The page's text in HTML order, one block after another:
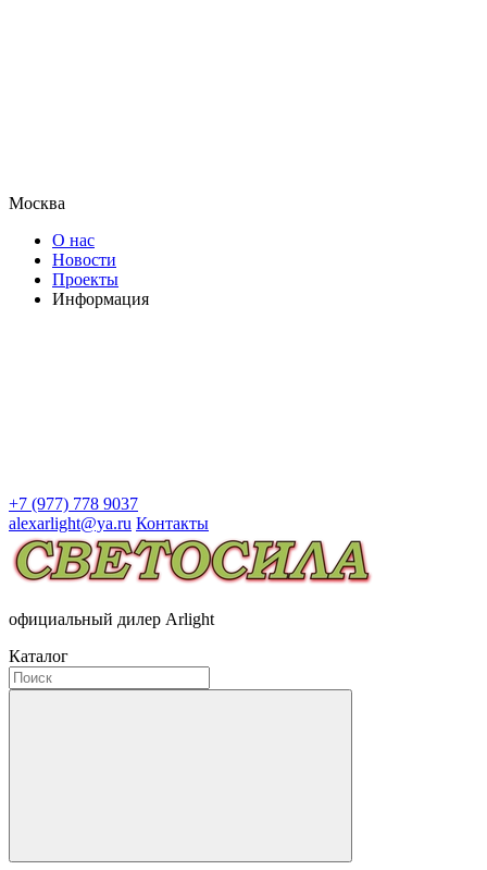
Москва
О нас
Новости
Проекты
Информация
+7 (977) 778 9037
alexarlight@ya.ru Контакты
официальный дилер Arlight
Каталог